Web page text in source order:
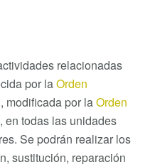
relacionadas
por laOrden
, modificada por laOrden
, en todas las unidades
Se podrán realizar los
sustitución, reparación